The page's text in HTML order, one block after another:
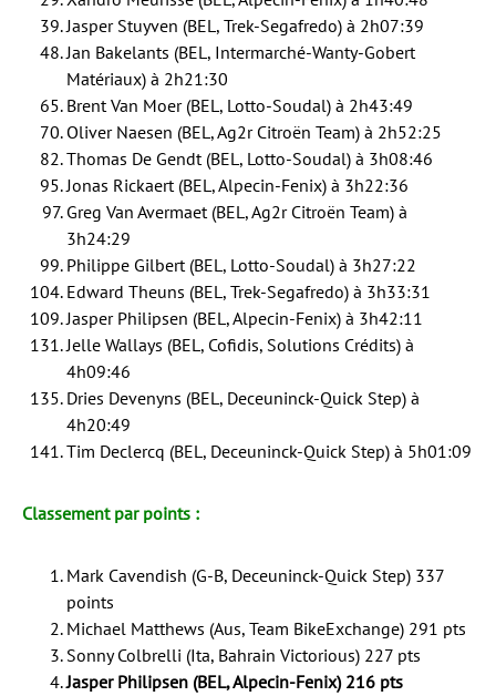
Jasper Stuyven (BEL, Trek-Segafredo) à 2h07:39
Jan Bakelants (BEL, Intermarché-Wanty-Gobert
Matériaux) à 2h21:30
Brent Van Moer (BEL, Lotto-Soudal) à 2h43:49
Oliver Naesen (BEL, Ag2r Citroën Team) à 2h52:25
Thomas De Gendt (BEL, Lotto-Soudal) à 3h08:46
Jonas Rickaert (BEL, Alpecin-Fenix) à 3h22:36
Greg Van Avermaet (BEL, Ag2r Citroën Team) à
3h24:29
Philippe Gilbert (BEL, Lotto-Soudal) à 3h27:22
Edward Theuns (BEL, Trek-Segafredo) à 3h33:31
Jasper Philipsen (BEL, Alpecin-Fenix) à 3h42:11
Jelle Wallays (BEL, Cofidis, Solutions Crédits) à
4h09:46
Dries Devenyns (BEL, Deceuninck-Quick Step) à
4h20:49
Tim Declercq (BEL, Deceuninck-Quick Step) à 5h01:09
Classement par points :
Mark Cavendish (G-B, Deceuninck-Quick Step) 337
points
Michael Matthews (Aus, Team BikeExchange) 291 pts
Sonny Colbrelli (Ita, Bahrain Victorious) 227 pts
Jasper Philipsen (BEL, Alpecin-Fenix) 216 pts